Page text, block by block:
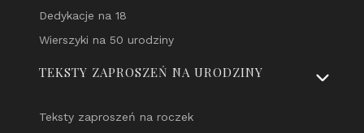
Dedykacje na 18
Wierszyki na 50 urodziny
TEKSTY ZAPROSZEŃ NA URODZINY
Teksty zaproszeń na roczek